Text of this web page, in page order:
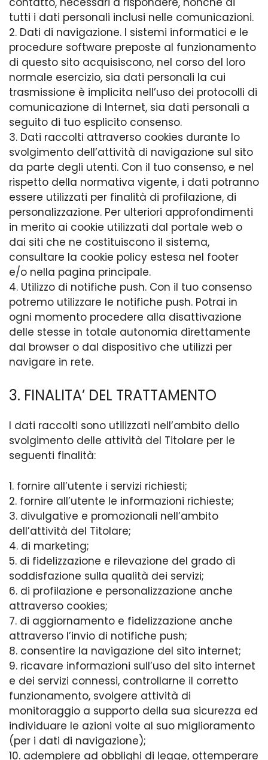
tutti i dati personali inclusi nelle comunicazioni.
2. Dati di navigazione. I sistemi informatici e le
procedure software preposte al funzionamento
di questo sito acquisiscono, nel corso del loro
normale esercizio, sia dati personali la cui
trasmissione è implicita nell’uso dei protocolli di
comunicazione di Internet, sia dati personali a
seguito di tuo esplicito consenso.
3. Dati raccolti attraverso cookies durante lo
svolgimento dell’attività di navigazione sul sito
da parte degli utenti. Con il tuo consenso, e nel
rispetto della normativa vigente, i dati potranno
essere utilizzati per finalità di profilazione, di
personalizzazione. Per ulteriori approfondimenti
in merito ai cookie utilizzati dal portale web o
dai siti che ne costituiscono il sistema,
consultare la cookie policy estesa nel footer
e/o nella pagina principale.
4. Utilizzo di notifiche push. Con il tuo consenso
potremo utilizzare le notifiche push. Potrai in
ogni momento procedere alla disattivazione
delle stesse in totale autonomia direttamente
dal browser o dal dispositivo che utilizzi per
navigare in rete.
3. FINALITA’ DEL TRATTAMENTO
I dati raccolti sono utilizzati nell’ambito dello
svolgimento delle attività del Titolare per le
seguenti finalità:
1. fornire all’utente i servizi richiesti;
2. fornire all’utente le informazioni richieste;
3. divulgative e promozionali nell’ambito
dell’attività del Titolare;
4. di marketing;
5. di fidelizzazione e rilevazione del grado di
soddisfazione sulla qualità dei servizi;
6. di profilazione e personalizzazione anche
attraverso cookies;
7. di aggiornamento e fidelizzazione anche
attraverso l’invio di notifiche push;
8. consentire la navigazione del sito internet;
9. ricavare informazioni sull’uso del sito internet
e dei servizi connessi, controllarne il corretto
funzionamento, svolgere attività di
monitoraggio a supporto della sua sicurezza ed
individuare le azioni volte al suo miglioramento
(per i dati di navigazione);
10. adempiere ad obblighi di legge, ottemperare